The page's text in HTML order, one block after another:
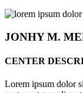
JONHYM.
CENTER
Lorem ipsum dolor